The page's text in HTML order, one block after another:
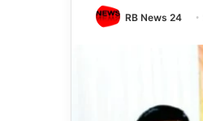
RB News 24